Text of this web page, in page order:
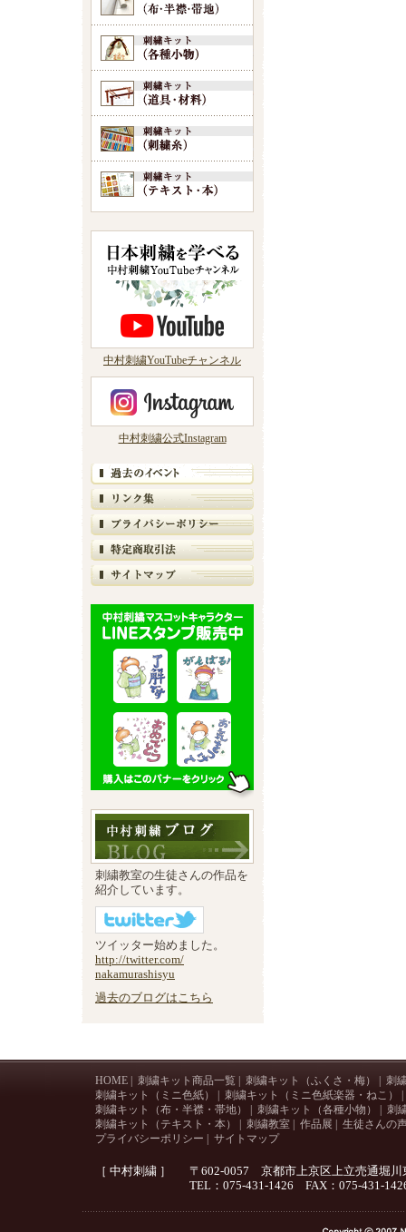
中村刺繍YouTubeチャンネル
中村刺繍公式Instagram
刺繍教室の生徒さんの作品を
紹介しています。
ツイッター始めました。
http://twitter.com/
nakamurashisyu
過去のブログはこちら
HOME 刺繍キット商品一覧 刺繍キット（ふくさ・梅）
刺
刺繍キット（ミニ色紙）
刺繍キット（ミニ色紙楽器・ねこ）
刺繍キット（布・半襟・帯地）
刺繍キット（各種小物）
刺
刺繍キット（テキスト・本）
刺繍教室 作品展
生徒さんの
プライバシーポリシー
サイトマップ
［ 中村刺繍 ］
〒602-0057 京都市上京区上立売通堀川
TEL：075-431-1426 FAX：075-431-